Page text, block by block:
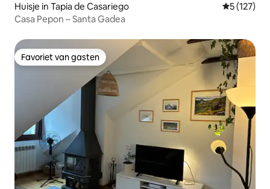
Huisje in Tapia de Casariego
5 (127)
Casa Pepon – Santa Gadea
Favoriet van gasten
Favoriet van gasten